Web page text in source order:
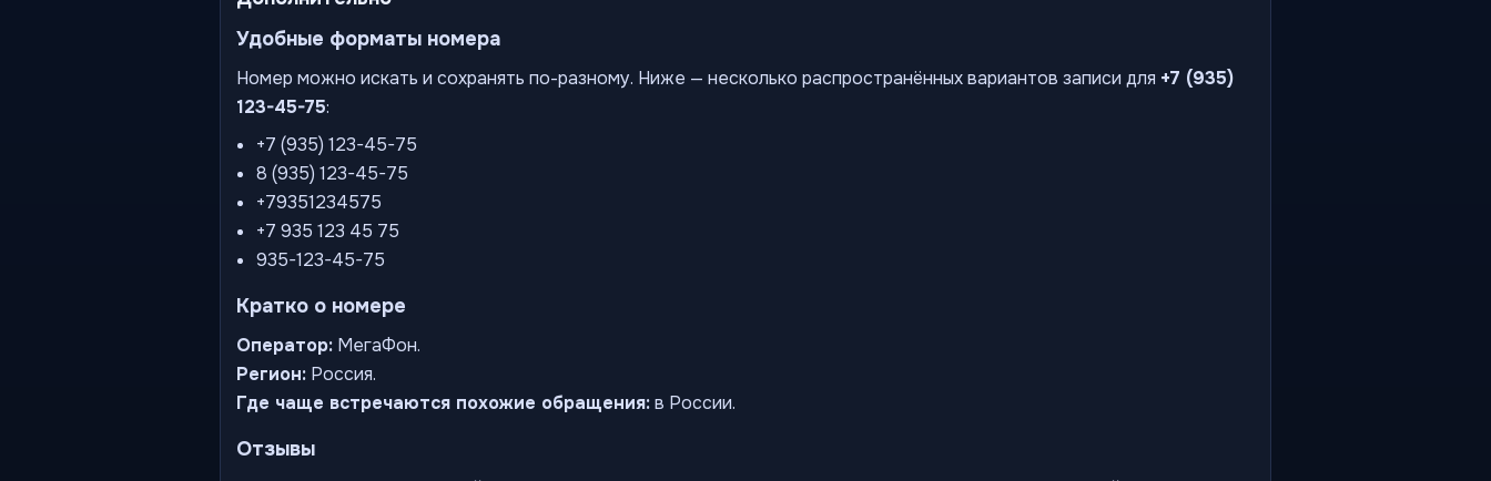
Удобные форматы номера
Номер можно искать и сохранять по-разному. Ниже — несколько распространённых вариантов записи для +7 (935)
123-45-75:
+7 (935) 123-45-75
8 (935) 123-45-75
+79351234575
+7 935 123 45 75
935-123-45-75
Кратко о номере
Оператор: МегаФон.
Регион: Россия.
Где чаще встречаются похожие обращения:в России.
Отзывы